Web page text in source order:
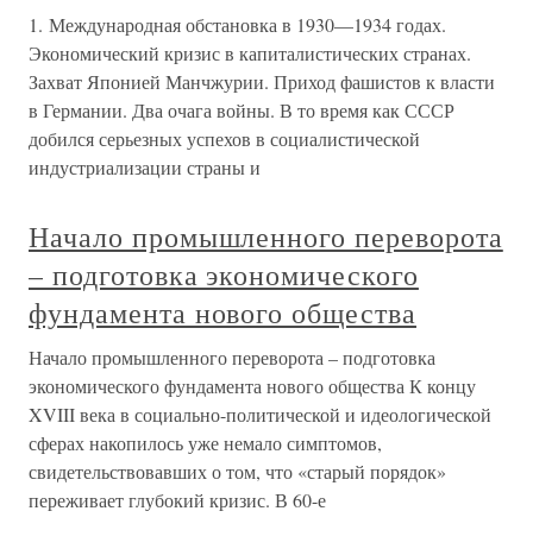
1. Международная обстановка в 1930—1934 годах.
Экономический кризис в капиталистических странах.
Захват Японией Манчжурии. Приход фашистов к власти
в Германии. Два очага войны. В то время как СССР
добился серьезных успехов в социалистической
индустриализации страны и
Начало промышленного переворота
– подготовка экономического
фундамента нового общества
Начало промышленного переворота – подготовка
экономического фундамента нового общества К концу
XVIII века в социально-политической и идеологической
сферах накопилось уже немало симптомов,
свидетельствовавших о том, что «старый порядок»
переживает глубокий кризис. В 60-е